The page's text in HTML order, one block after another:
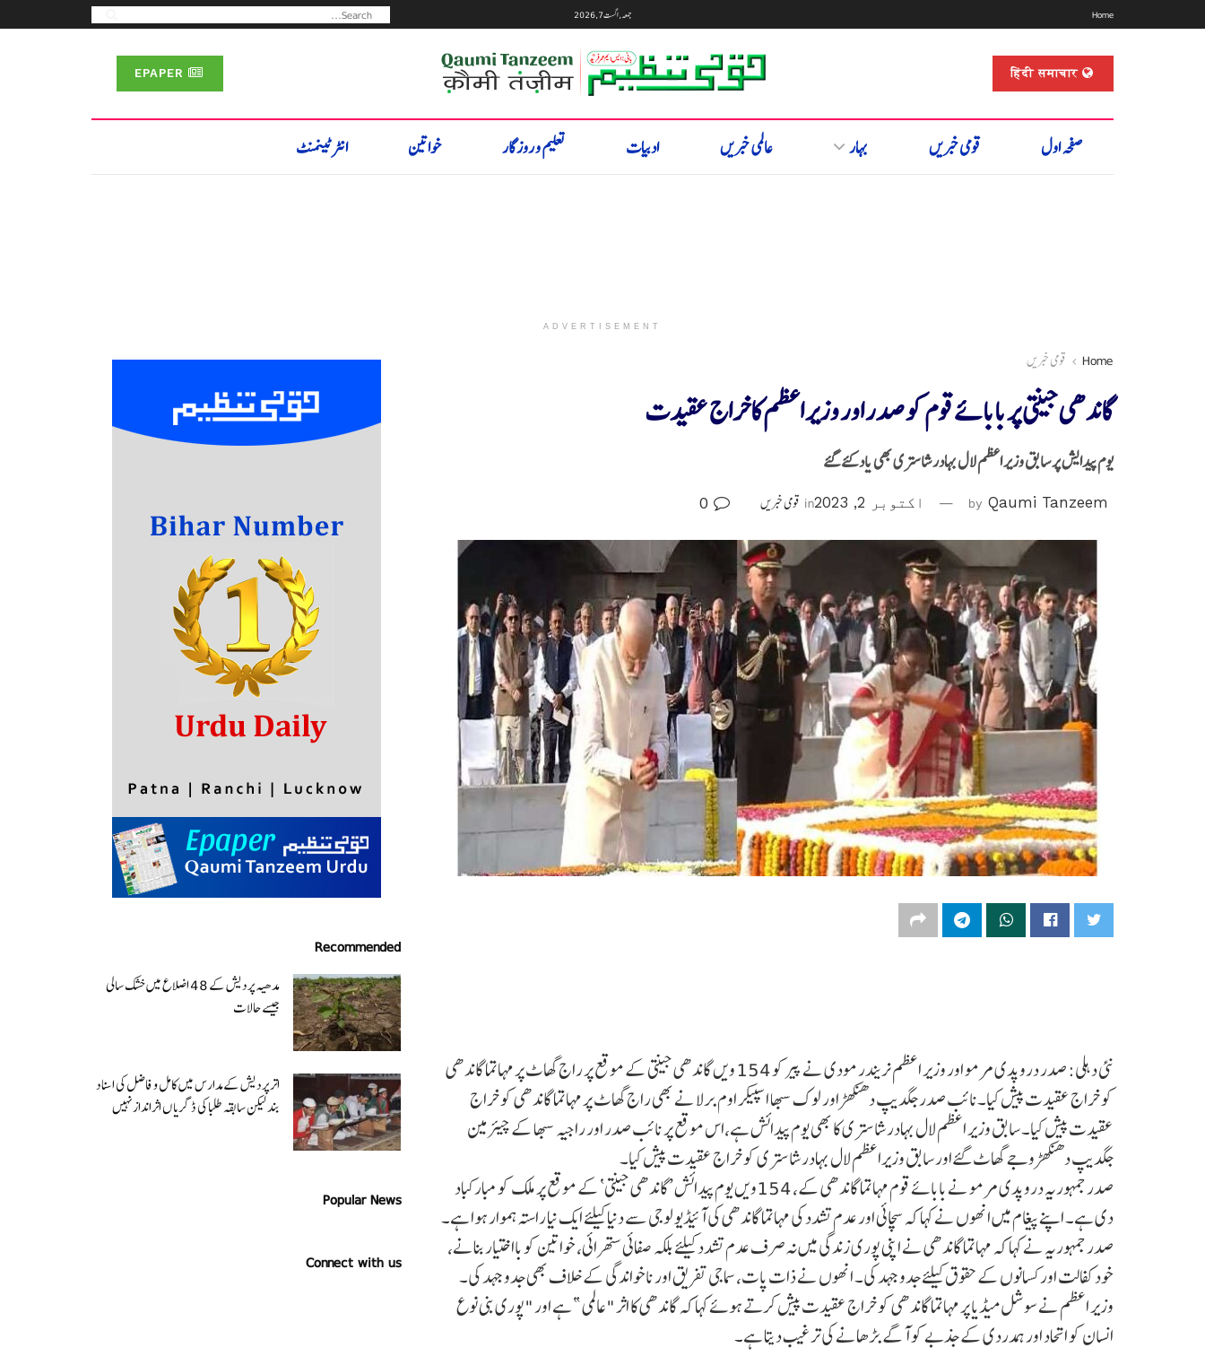
Home جمعہ, اگست 7, 2026
हिंदी समाचार
صفحہ اول قومی خبریں بہار عالمی خبریں ادبیات تعلیم و روزگار خواتین انٹرٹینمنٹ
ADVERTISEMENT
Home قومی خبریں
گاندھی جینتی پر بابائے قوم کو صدر اور وزیر اعظم کاخراج عقیدت
یوم پیدایش پر سابق وزیر اعظم لال بہادر شاستری بھی یادکئے گئے
by Qaumi Tanzeem اکتوبر 2, 2023 in قومی خبریں
نئی دہلی: صدر دروپدی مرمو اور وزیر اعظم نریندر مودی نے پیر کو 154 ویں گاندھی جینتی کے موقع پر راج گھاٹ پر مہاتما گاندھی
کو خراج عقیدت پیش کیا۔نائب صدر جگدیپ دھنکھڑ اور لوک سبھا اسپیکر اوم برلا نے بھی راج گھاٹ پر مہاتما گاندھی کو خراج
عقیدت پیش کیا۔ سابق وزیر اعظم لال بہادر شاستری کا بھی یوم پیدائش ہے،اس موقع پر نائب صدر اور راجیہ سبھا کے چیئرمین
جگدیپ دھنکھڑ وجے گھاٹ گئےاور سابق وزیراعظم لال بہادر شاستری کو خراج عقیدت پیش کیا۔
صدر جمہوریہ دروپدی مرمو نے بابائے قوم مہاتما گاندھی کے، 154ویں یوم پیدائش ’گاندھی جینتی‘ کے موقع پر ملک کو مبارکباد
دی ہے۔ اپنے پیغام میں انھوں نے کہا کہ سچائی اور عدم تشدد کی مہاتما گاندھی کی آئیڈیو لوجی سے دنیا کیلئے ایک نیا راستہ ہموار ہوا ہے۔
صدر جمہوریہ نے کہا کہ مہاتما گاندھی نے اپنی پوری زندگی میں نہ صرف عدم تشدد کیلئے بلکہ صفائی ستھرائی، خواتین کو بااختیار بنانے،
خودکفالت اور کسانوں کے حقوق کیلئے جدوجہد کی۔ انھوں نے ذات پات، سماجی تفریق اور ناخواندگی کے خلاف بھی جدوجہد کی۔
وزیر اعظم نے سوشل میڈیا پر مہاتما گاندھی کو خراج عقیدت پیش کرتے ہوئے کہا کہ گاندھی کا اثر "عالمی” ہے اور "پوری بنی نوع
انسان کو اتحاد اور ہمدردی کے جذبے کو آگے بڑھانے کی ترغیب دیتا ہے۔
Recommended
مدھیہ پردیش کے 48 اضلاع میں خشک سالی
جیسے حالات
اتر پردیش کےمدارس میں کامل و فاضل کی اسناد
بند لیکن سابقہ طلبا کی ڈگریا ں اثرانداز نہیں
Popular News
Connect with us